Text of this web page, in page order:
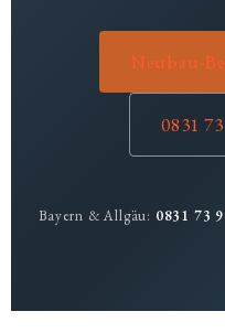
Neubau-
0831
Bayern & Allgäu: 0831 73